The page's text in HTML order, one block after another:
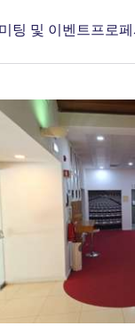
미팅 및 이벤트 프로